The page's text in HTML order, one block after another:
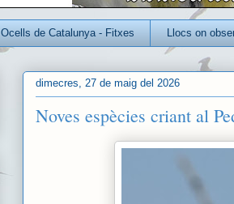
Ocells de Catalunya - Fitxes Llocs on
dimecres, 27 de maig del 2026
Noves espècies criant al